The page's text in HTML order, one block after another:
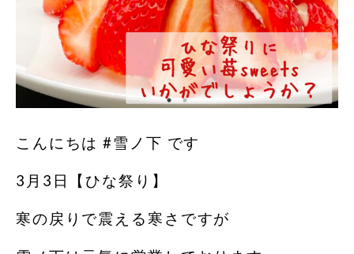
こんにちは #雪ノ下 です
3月3日【ひな祭り】
寒の戻りで震える寒さですが